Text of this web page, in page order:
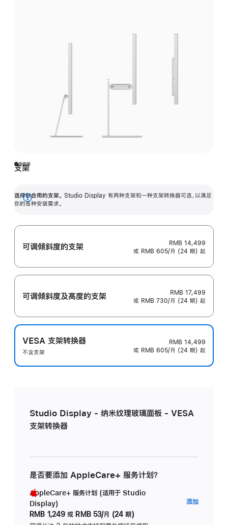
支架
选择你合用的支架。 Studio Display 有两种支架和一种支架转换器可选，以满足
你的各种安装需求。
展
可调倾斜度的支架
RMB 14,499
或 RMB 605/月 (24 期) 起
可调倾斜度及高‍度的支‍架
RMB 17,499
或 RMB 730/月 (24 期) 起
VESA 支架转换器
不含支架
RMB 14,499
或 RMB 605/月 (24 期) 起
Studio Display - 纳米纹理玻璃面板 - VESA
支架转换器
是否要添加 AppleCare+ 服务计划？
AppleCare+ 服务计划 (适用于 Studio
Display)
RMB 1,249 或 RMB 53/月 (24 期)
添加